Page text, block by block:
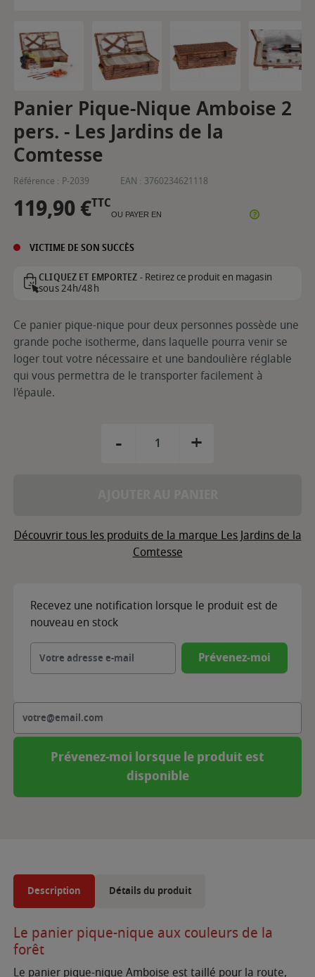
Panier Pique-Nique Amboise 2
pers. - Les Jardins de la
Comtesse
Référence : P-2039 EAN : 3760234621118
119,90 €TTC
OU PAYER EN
VICTIME DE SON SUCCÈS
CLIQUEZ ET EMPORTEZ -Retirez ce produit en magasin
sous 24h/48h
Ce panier pique-nique pour deux personnes possède une
grande poche isotherme, dans laquelle pourra venir se
loger tout votre nécessaire et une bandoulière réglable
qui vous permettra de le transporter facilement à
l'épaule.
- +
Découvrir tous les produits de la marque Les Jardins de la
Comtesse
Recevez une notification lorsque le produit est de
nouveau en stock
Prévenez-moi
Prévenez-moi lorsque le produit est
disponible
Description Détails du produit
Le panier pique-nique aux couleurs de la
forêt
Le panier pique-nique Amboise est taillé pour la route,